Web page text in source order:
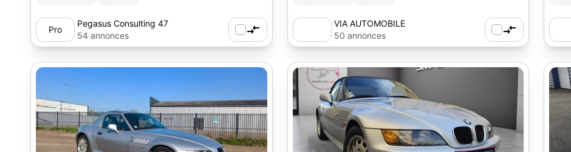
Pro
Pegasus Consulting 47
54 annonces
VIA AUTOMOBILE
50 annonces